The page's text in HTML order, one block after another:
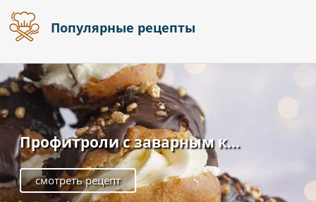
Популярные рецепты
Профитроли с заварным к...
смотреть рецепт